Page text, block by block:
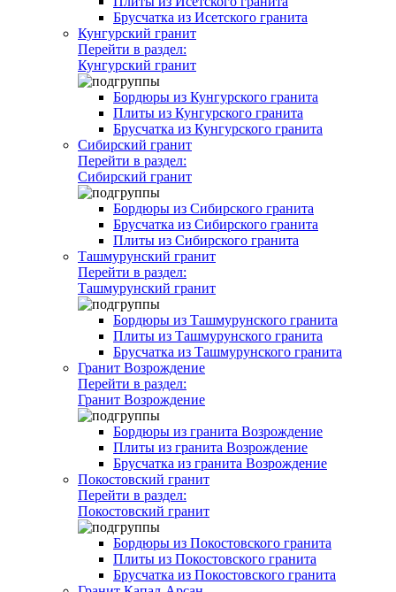
Брусчатка из Исетского гранита
Кунгурский гранит
Перейти в раздел:
Кунгурский гранит
Бордюры из Кунгурского гранита
Плиты из Кунгурского гранита
Брусчатка из Кунгурского гранита
Сибирский гранит
Перейти в раздел:
Сибирский гранит
Бордюры из Сибирского гранита
Брусчатка из Сибирского гранита
Плиты из Сибирского гранита
Ташмурунский гранит
Перейти в раздел:
Ташмурунский гранит
Бордюры из Ташмурунского гранита
Плиты из Ташмурунского гранита
Брусчатка из Ташмурунского гранита
Гранит Возрождение
Перейти в раздел:
Гранит Возрождение
Бордюры из гранита Возрождение
Плиты из гранита Возрождение
Брусчатка из гранита Возрождение
Покостовский гранит
Перейти в раздел:
Покостовский гранит
Бордюры из Покостовского гранита
Плиты из Покостовского гранита
Брусчатка из Покостовского гранита